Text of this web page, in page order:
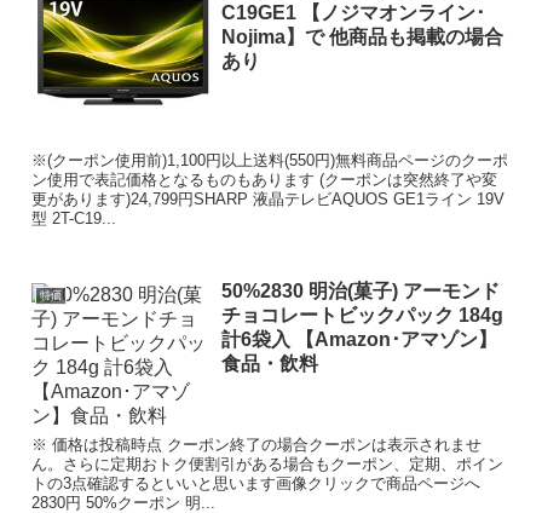
C19GE1 【ノジマオンライン･
Nojima】で 他商品も掲載の場合
あり
※(クーポン使用前)1,100円以上送料(550円)無料商品ページのクーポ
ン使用で表記価格となるものもあります (クーポンは突然終了や変
更があります)24,799円SHARP 液晶テレビAQUOS GE1ライン 19V
型 2T-C19...
特価
50%2830 明治(菓子) アーモンド
チョコレートビックパック 184g
計6袋入 【Amazon･アマゾン】
食品・飲料
※ 価格は投稿時点 クーポン終了の場合クーポンは表示されませ
ん。さらに定期おトク便割引がある場合もクーポン、定期、ポイン
トの3点確認するといいと思います画像クリックで商品ページへ
2830円 50%クーポン 明...